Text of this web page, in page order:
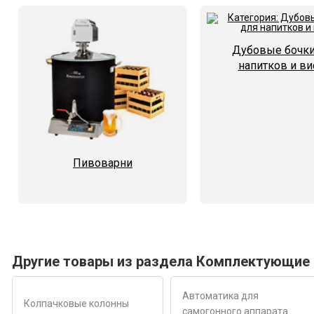
Пивоварни
Дубовые
напитков и
Другие товары из раздела Комплектующие
Колпачковые колонны
Автоматика для
самогонного аппарата